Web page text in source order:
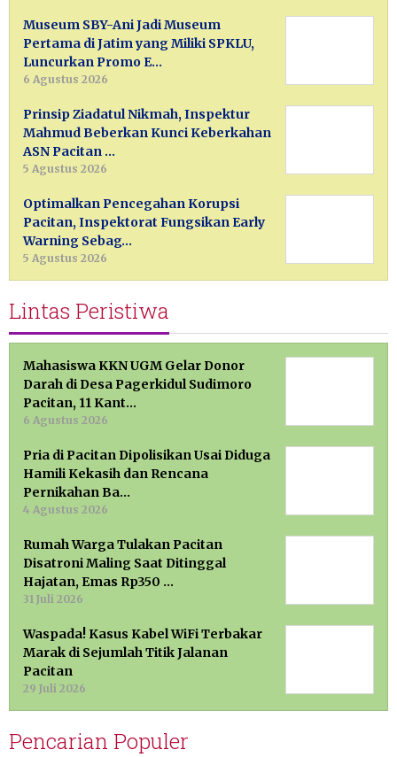
Museum SBY-Ani Jadi Museum
Pertama di Jatim yang Miliki SPKLU,
Luncurkan Promo E…
6 Agustus 2026
Prinsip Ziadatul Nikmah, Inspektur
Mahmud Beberkan Kunci Keberkahan
ASN Pacitan …
5 Agustus 2026
Optimalkan Pencegahan Korupsi
Pacitan, Inspektorat Fungsikan Early
Warning Sebag…
5 Agustus 2026
Lintas Peristiwa
Mahasiswa KKN UGM Gelar Donor
Darah di Desa Pagerkidul Sudimoro
Pacitan, 11 Kant…
6 Agustus 2026
Pria di Pacitan Dipolisikan Usai Diduga
Hamili Kekasih dan Rencana
Pernikahan Ba…
4 Agustus 2026
Rumah Warga Tulakan Pacitan
Disatroni Maling Saat Ditinggal
Hajatan, Emas Rp350 …
31 Juli 2026
Waspada! Kasus Kabel WiFi Terbakar
Marak di Sejumlah Titik Jalanan
Pacitan
29 Juli 2026
Pencarian Populer